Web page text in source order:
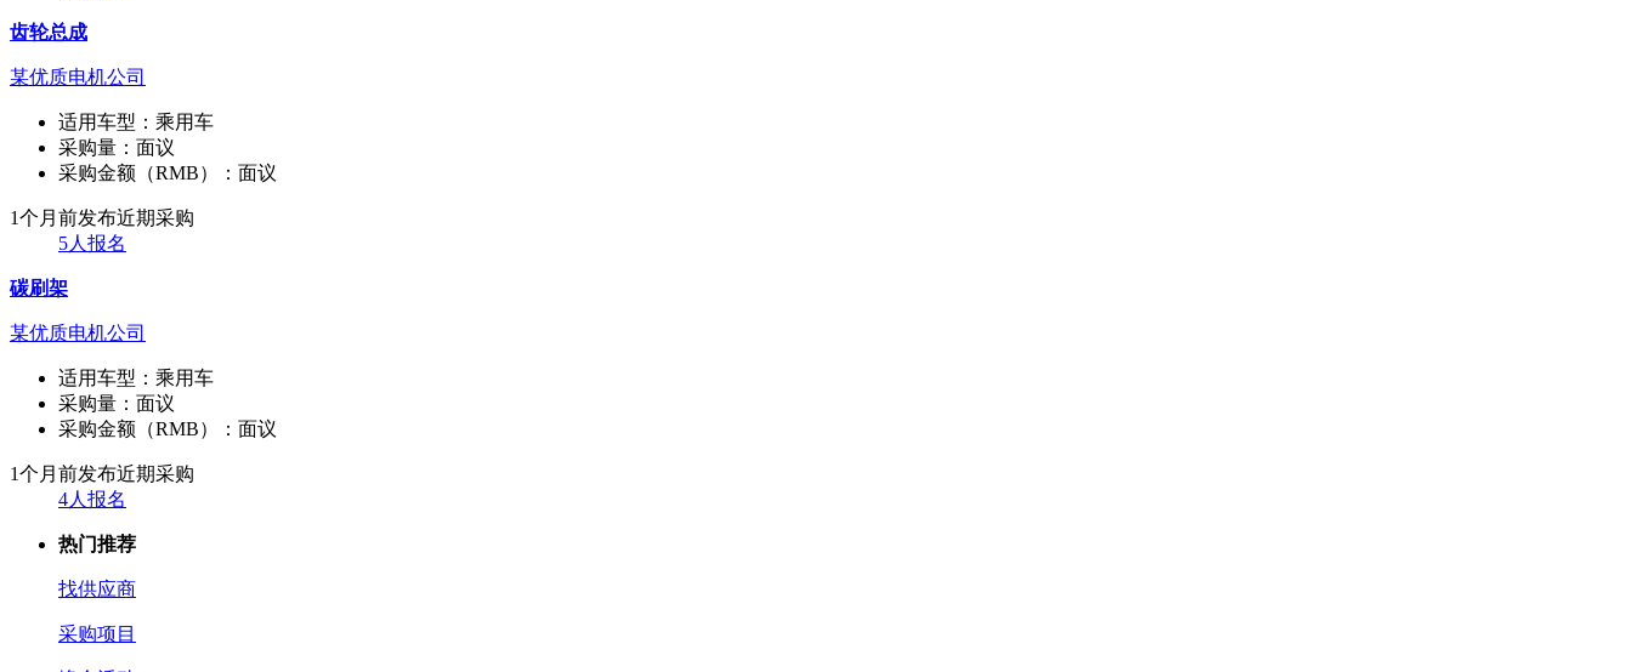
齿轮总成
某优质电机公司
适用车型： 乘用车
采购量： 面议
采购金额（RMB）： 面议
1个月前发布近期采购
5人报名
碳刷架
某优质电机公司
适用车型： 乘用车
采购量： 面议
采购金额（RMB）： 面议
1个月前发布近期采购
4人报名
热门推荐
找供应商
采购项目